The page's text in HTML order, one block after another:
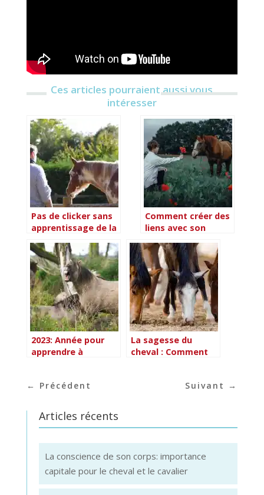
Ces articles pourraient aussi vous
intéresser
Pas de clicker sans
apprentissage de la
Comment créer des
liens avec son
2023: Année pour
apprendre à
La sagesse du
cheval : Comment
essentielles auprès
← Précédent Suivant →
Articles récents
La conscience de son corps: importance
capitale pour le cheval et le cavalier